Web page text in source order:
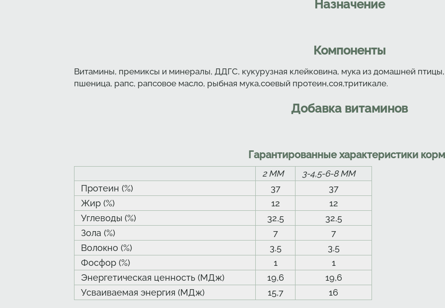
Назначение
Компоненты
Витамины, премиксы и минералы, ДДГС, кукурузная клейковина, мука из домашней
пшеница, рапс, рапсовое масло, рыбная мука,соевый протеин,соя,тритикале.
Добавка витаминов
Гарантированные характеристики
2 ММ 3-4,5-6-8 ММ
Протеин (%) 37
37
Жир (%)
12
12
Углеводы (%)
32,5
32,5
Зола (%)
7
7
Волокно (%)
3,5
3,5
Фосфор (%)
1
1
Энергетическая ценность (МДж)
19,6
19,6
Усваиваемая энергия (МДж)
15,7 16